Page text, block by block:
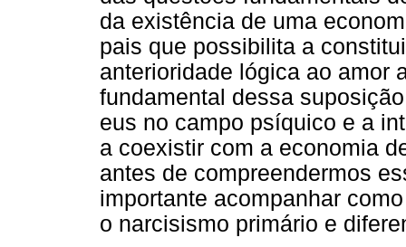
da existência de uma
pais que possibilita a
anterioridade lógica ao amor
fundamental dessa
eus no campo psíquico e a
a coexistir com a economia
antes de compreendermos
importante acompanhar
o narcisismo primário e